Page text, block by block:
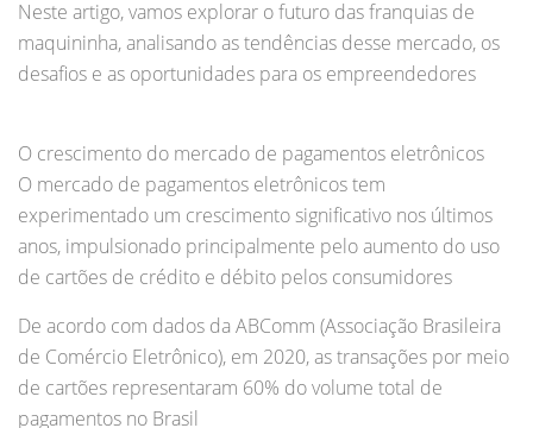
Neste artigo, vamos explorar o futuro das franquias de
maquininha, analisando as tendências desse mercado, os
desafios e as oportunidades para os empreendedores
O crescimento do mercado de pagamentos eletrônicos
O mercado de pagamentos eletrônicos tem
experimentado um crescimento significativo nos últimos
anos, impulsionado principalmente pelo aumento do uso
de cartões de crédito e débito pelos consumidores
De acordo com dados da ABComm (Associação Brasileira
de Comércio Eletrônico), em 2020, as transações por meio
de cartões representaram 60% do volume total de
pagamentos no Brasil